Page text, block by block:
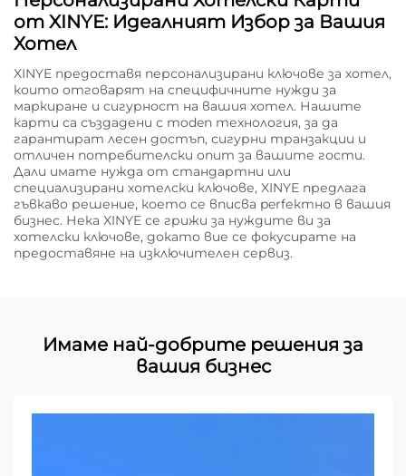
от XINYE: Идеалният Избор за Вашия
Хотел
XINYE предоставя персонализирани ключове за хотел,
които отговарят на специфичните нужди за
маркиране и сигурност на вашия хотел. Нашите
карти са създадени с moden технология, за да
гарантират лесен достъп, сигурни транзакции и
отличен потребителски опит за вашите гости.
Дали имате нужда от стандартни или
специализирани хотелски ключове, XINYE предлага
гъвкаво решение, което се вписва perfектно в вашия
бизнес. Нека XINYE се грижи за нуждите ви за
хотелски ключове, докато вие се фокусирате на
предоставяне на изключителен сервиз.
Имаме най-добрите решения за
вашия бизнес